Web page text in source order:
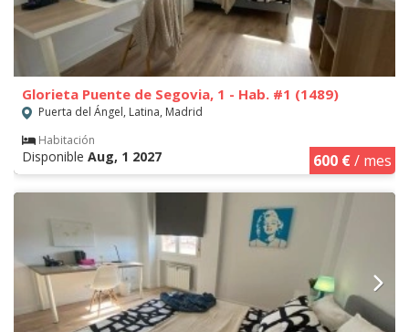
Glorieta Puente de Segovia, 1 - Hab. #1 (1489)
Puerta del Ángel, Latina, Madrid
Habitación
Disponible Aug, 1 2027 600 €/ mes